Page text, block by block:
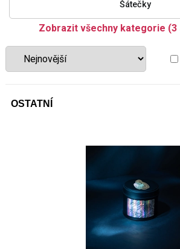
+420 771 147 600
info@pagefive.com
Přihlásit se
Šátečky
Zobrazit všechny kategorie (3
OSTATNÍ